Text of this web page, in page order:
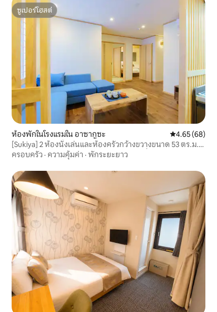
ซูเปอร์โฮสต์
ซูเปอร์โฮสต์
ห้องพักในโรงแรมใน อาซากูซะ คะแนนเฉลี่ย
4.65 (68)
[Sukiya] 2 ห้องนั่งเล่นและห้องครัวกว้างขวางขนาด 53 ตร.ม.
รองรับได้สูงสุด 5 คน! พักในห้องพัก 2 ห้องนั่งเล่นและห้องครัว
ครอบครัว · ความคุ้มค่า · พักระยะยาว